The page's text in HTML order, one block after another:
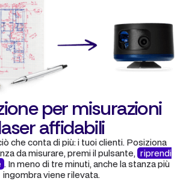
per misurazioni
affidabili
che conta di più: i tuoi clienti. Posiziona
da misurare, premi il pulsante, riprendi
. In meno di tre minuti, anche la stanza più
ingombra viene rilevata.